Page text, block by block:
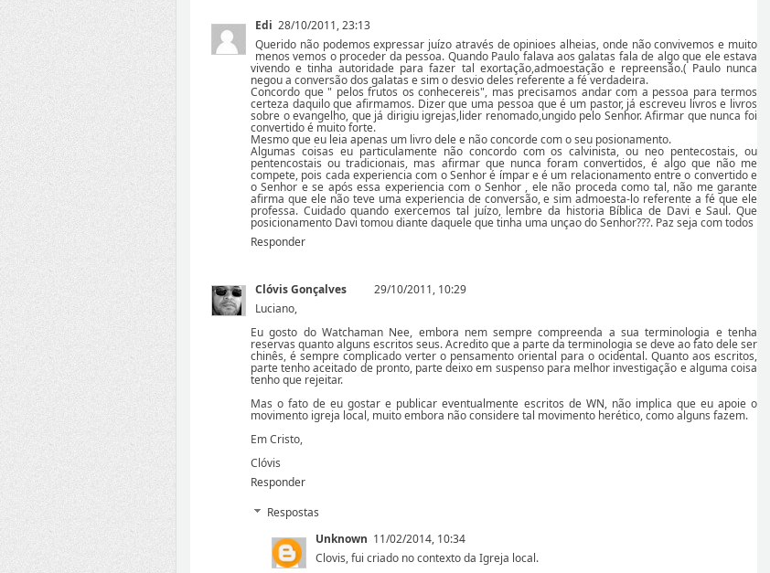
Edi 28/10/2011, 23:13
Querido não podemos expressar juízo através de opinioes alheias, onde não convivemos e muito
menos vemos o proceder da pessoa. Quando Paulo falava aos galatas fala de algo que ele estava
vivendo e tinha autoridade para fazer tal exortação,admoestação e repreensão.( Paulo nunca
negou a conversão dos galatas e sim o desvio deles referente a fé verdadeira.
Concordo que " pelos frutos os conhecereis", mas precisamos andar com a pessoa para termos
certeza daquilo que afirmamos. Dizer que uma pessoa que é um pastor, já escreveu livros e livros
sobre o evangelho, que já dirigiu igrejas,lider renomado,ungido pelo Senhor. Afirmar que nunca foi
convertido é muito forte.
Mesmo que eu leia apenas um livro dele e não concorde com o seu posionamento.
Algumas coisas eu particulamente não concordo com os calvinista, ou neo pentecostais, ou
pentencostais ou tradicionais, mas afirmar que nunca foram convertidos, é algo que não me
compete, pois cada experiencia com o Senhor é ímpar e é um relacionamento entre o convertido e
o Senhor e se após essa experiencia com o Senhor , ele não proceda como tal, não me garante
afirma que ele não teve uma experiencia de conversão, e sim admoesta-lo referente a fé que ele
professa. Cuidado quando exercemos tal juízo, lembre da historia Bíblica de Davi e Saul. Que
posicionamento Davi tomou diante daquele que tinha uma unçao do Senhor???. Paz seja com todos
Responder
Clóvis Gonçalves
29/10/2011, 10:29
Luciano,
Eu gosto do Watchaman Nee, embora nem sempre compreenda a sua terminologia e tenha
reservas quanto alguns escritos seus. Acredito que a parte da terminologia se deve ao fato dele ser
chinês, é sempre complicado verter o pensamento oriental para o ocidental. Quanto aos escritos,
parte tenho aceitado de pronto, parte deixo em suspenso para melhor investigação e alguma coisa
tenho que rejeitar.
Mas o fato de eu gostar e publicar eventualmente escritos de WN, não implica que eu apoie o
movimento igreja local, muito embora não considere tal movimento herético, como alguns fazem.
Em Cristo,
Clóvis
Responder
Respostas
Unknown 11/02/2014, 10:34
Clovis, fui criado no contexto da Igreja local.